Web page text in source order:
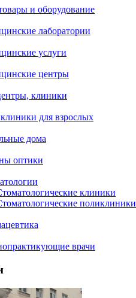
и оборудование
лаборатории
услуги
центры
клиники
для взрослых
дома
оптики
клиники
поликлиники
врачи